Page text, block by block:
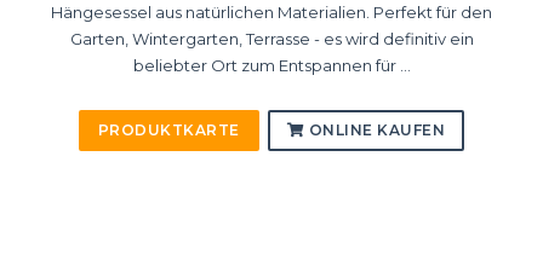
Hängesessel aus natürlichen Materialien. Perfekt für den
Garten, Wintergarten, Terrasse - es wird definitiv ein
beliebter Ort zum Entspannen für ...
PRODUKTKARTE ONLINE KAUFEN